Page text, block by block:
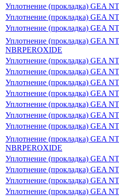
Уплотнение (прокладка) GEA
Уплотнение (прокладка) GEA
Уплотнение (прокладка) GEA
Уплотнение (прокладка) GEA
NBRPEROXIDE
Уплотнение (прокладка) GEA
Уплотнение (прокладка) GEA
Уплотнение (прокладка) GEA
Уплотнение (прокладка) GEA
Уплотнение (прокладка) GEA
Уплотнение (прокладка) GEA
Уплотнение (прокладка) GEA
Уплотнение (прокладка) GEA
NBRPEROXIDE
Уплотнение (прокладка) GEA
Уплотнение (прокладка) GEA
Уплотнение (прокладка) GEA
Уплотнение (прокладка) GEA